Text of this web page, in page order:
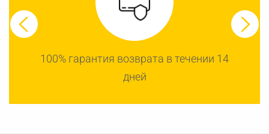
100% гарантия возврата в течении 14
дней